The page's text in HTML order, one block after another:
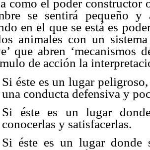
como el poder constructor
se sentirá pequeño y
en el que se está es
animales con un
que abren ‘mecanismos
de acción la
Si éste es un lugar
una conducta defensiva y
Si éste es un lugar
conocerlas y satisfacerlas.
Si éste es un lugar donde